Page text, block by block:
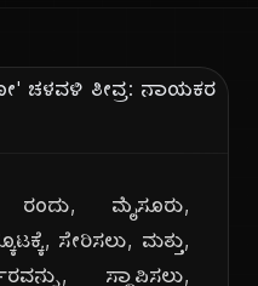
ಮೈಸೂರು,
ಸೇರಿಸಲು, ಮತ್ತು,
ಸ್ಥಾಪಿಸಲು,